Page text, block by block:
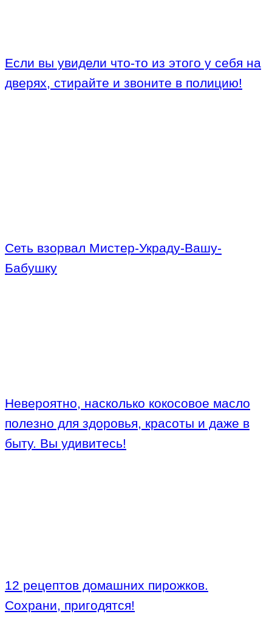
Если вы увидели что-то из этого у себя на
дверях, стирайте и звоните в полицию!
Сеть взорвал Мистер-Украду-Вашу-
Бабушку
Невероятно, насколько кокосовое масло
полезно для здоровья, красоты и даже в
быту. Вы удивитесь!
12 рецептов домашних пирожков.
Сохрани, пригодятся!